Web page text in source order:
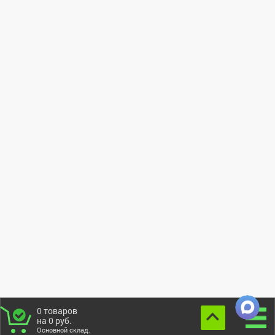
0 товаров
на 0 руб.
Основной склад.